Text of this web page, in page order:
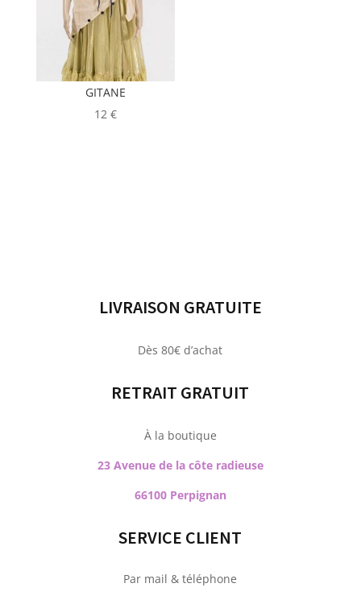
GITANE
12 €
LIVRAISON GRATUITE
Dès 80€ d’achat
RETRAIT GRATUIT
À la boutique
23 Avenue de la côte radieuse
66100 Perpignan
SERVICE CLIENT
Par mail & téléphone